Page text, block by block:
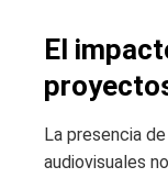
El
La presencia
audiovisuales